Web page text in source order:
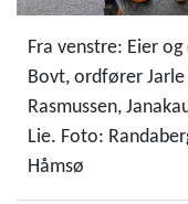
Fra venstre: Eier
Bovt, ordfører Jarle
Rasmussen,
Lie. Foto:
Håmsø